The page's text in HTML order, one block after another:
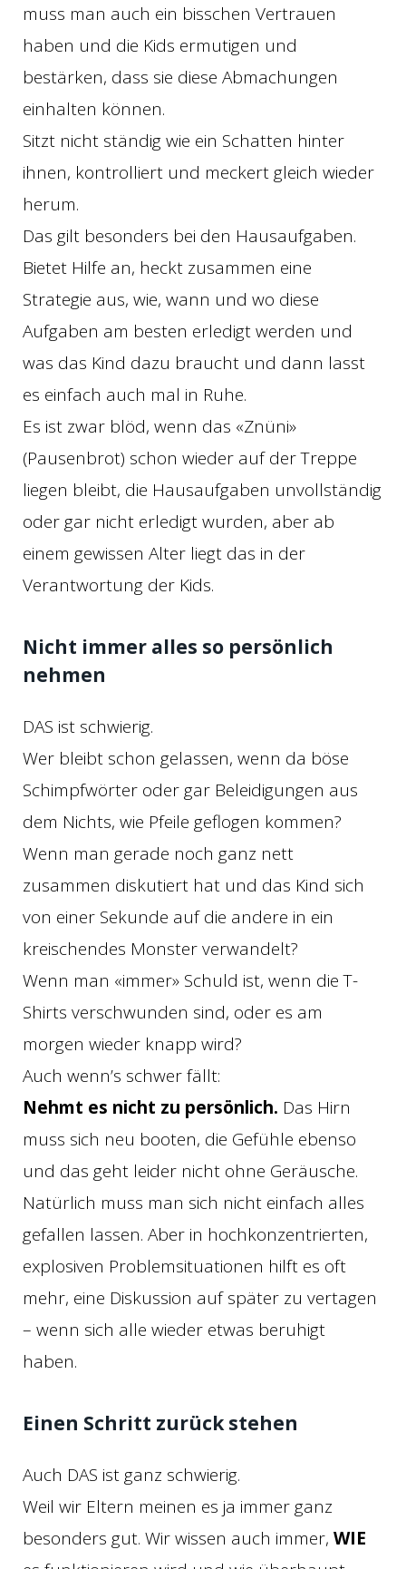
muss man auch ein bisschen Vertrauen
haben und die Kids ermutigen und
bestärken, dass sie diese Abmachungen
einhalten können.
Sitzt nicht ständig wie ein Schatten hinter
ihnen, kontrolliert und meckert gleich wieder
herum.
Das gilt besonders bei den Hausaufgaben.
Bietet Hilfe an, heckt zusammen eine
Strategie aus, wie, wann und wo diese
Aufgaben am besten erledigt werden und
was das Kind dazu braucht und dann lasst
es einfach auch mal in Ruhe.
Es ist zwar blöd, wenn das «Znüni»
(Pausenbrot) schon wieder auf der Treppe
liegen bleibt, die Hausaufgaben unvollständig
oder gar nicht erledigt wurden, aber ab
einem gewissen Alter liegt das in der
Verantwortung der Kids.
Nicht immer alles so persönlich
nehmen
DAS ist schwierig.
Wer bleibt schon gelassen, wenn da böse
Schimpfwörter oder gar Beleidigungen aus
dem Nichts, wie Pfeile geflogen kommen?
Wenn man gerade noch ganz nett
zusammen diskutiert hat und das Kind sich
von einer Sekunde auf die andere in ein
kreischendes Monster verwandelt?
Wenn man «immer» Schuld ist, wenn die T-
Shirts verschwunden sind, oder es am
morgen wieder knapp wird?
Auch wenn’s schwer fällt:
Nehmt es nicht zu persönlich. Das Hirn
muss sich neu booten, die Gefühle ebenso
und das geht leider nicht ohne Geräusche.
Natürlich muss man sich nicht einfach alles
gefallen lassen. Aber in hochkonzentrierten,
explosiven Problemsituationen hilft es oft
mehr, eine Diskussion auf später zu vertagen
– wenn sich alle wieder etwas beruhigt
haben.
Einen Schritt zurück stehen
Auch DAS ist ganz schwierig.
Weil wir Eltern meinen es ja immer ganz
besonders gut. Wir wissen auch immer, WIE